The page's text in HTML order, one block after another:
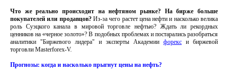
Что же реально происходит на нефтяном рынке? На бирже больше
покупателей или продавцов?Из-за чего растет цена нефти и насколько велика
роль Суэцкого канала в мировой торговле нефтью? Ждать ли рекордных
ценников на «черное золото»? В подобных проблемах и постарались разобраться
аналитики "Биржевого лидера" и эксперты Академии форекс и биржевой
торговли Masterforex-V.
Прогнозы: когда и насколько прыгнут цены на нефть?